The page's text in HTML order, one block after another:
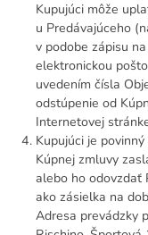
Kupujúci môže
u Predávajúceho
v podobe zápisu
elektronickou
uvedením čísla
odstúpenie od
Internetovej
Kupujúci je
Kúpnej zmluvy
alebo ho odovzdať
ako zásielka na
Adresa prevádzky